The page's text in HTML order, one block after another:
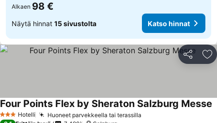
Alkaen 98 €
Näytä hinnat 15 sivustolta Katso hinnat
Jaa
3 Tähtiluokitus
Hotelli Huoneet parvekkeella tai terassilla
Four Points Flex by Sheraton Salzburg Messe